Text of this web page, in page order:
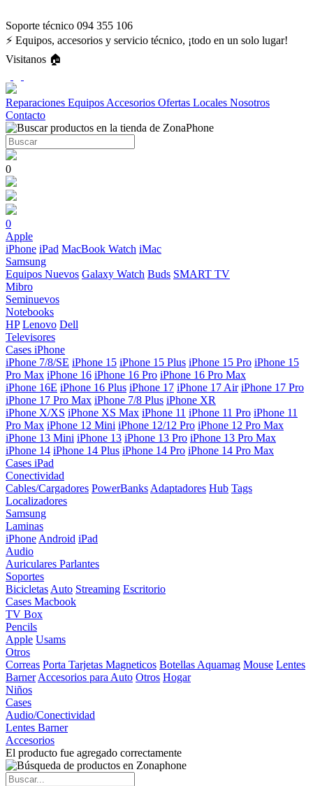
Soporte técnico 094 355 106
⚡ Equipos, accesorios y servicio técnico, ¡todo en un solo lugar!
Visitanos 🏠
Reparaciones Equipos Accesorios Ofertas Locales Nosotros
Contacto
0
0
Apple
iPhone iPad MacBook Watch iMac
Samsung
Equipos Nuevos Galaxy Watch Buds SMART TV
Mibro
Seminuevos
Notebooks
HP Lenovo Dell
Televisores
Cases iPhone
iPhone 7/8/SE iPhone 15 iPhone 15 Plus iPhone 15 Pro iPhone 15
Pro Max iPhone 16 iPhone 16 Pro iPhone 16 Pro Max
iPhone 16E iPhone 16 Plus iPhone 17 iPhone 17 Air iPhone 17 Pro
iPhone 17 Pro Max iPhone 7/8 Plus iPhone XR
iPhone X/XS iPhone XS Max iPhone 11 iPhone 11 Pro iPhone 11
Pro Max iPhone 12 Mini iPhone 12/12 Pro iPhone 12 Pro Max
iPhone 13 Mini iPhone 13 iPhone 13 Pro iPhone 13 Pro Max
iPhone 14 iPhone 14 Plus iPhone 14 Pro iPhone 14 Pro Max
Cases iPad
Conectividad
Cables/Cargadores PowerBanks Adaptadores Hub Tags
Localizadores
Samsung
Laminas
iPhone Android iPad
Audio
Auriculares Parlantes
Soportes
Bicicletas Auto Streaming Escritorio
Cases Macbook
TV Box
Pencils
Apple Usams
Otros
Correas Porta Tarjetas Magneticos Botellas Aquamag Mouse Lentes
Barner Accesorios para Auto Otros Hogar
Niños
Cases
Audio/Conectividad
Lentes Barner
Accesorios
El producto fue agregado correctamente